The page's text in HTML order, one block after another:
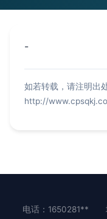
-
如若转载，请注明出
http://
电话：1650281**